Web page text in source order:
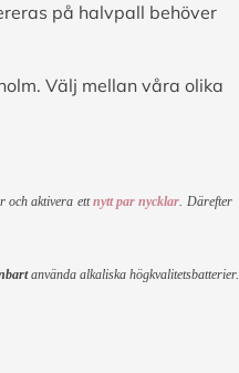
på halvpall behöver
Välj mellan våra olika
och aktivera ettnytt par nycklar. Därefter
använda alkaliska högkvalitetsbatterier.